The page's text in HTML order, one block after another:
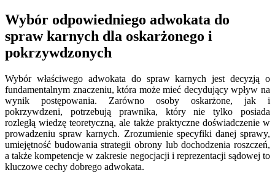
Wybór odpowiedniego adwokata do
spraw karnych dla oskarżonego i
pokrzywdzonych
Wybór właściwego adwokata do spraw karnych jest decyzją o
fundamentalnym znaczeniu, która może mieć decydujący wpływ na
wynik postępowania. Zarówno osoby oskarżone, jak i
pokrzywdzeni, potrzebują prawnika, który nie tylko posiada
rozległą wiedzę teoretyczną, ale także praktyczne doświadczenie w
prowadzeniu spraw karnych. Zrozumienie specyfiki danej sprawy,
umiejętność budowania strategii obrony lub dochodzenia roszczeń,
a także kompetencje w zakresie negocjacji i reprezentacji sądowej to
kluczowe cechy dobrego adwokata.